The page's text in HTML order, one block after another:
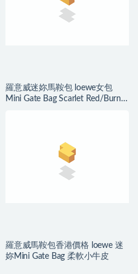
羅意威迷妳馬鞍包 loewe女包
Mini Gate Bag Scarlet Red/Burnt
羅意威馬鞍包香港價格 loewe 迷
妳Mini Gate Bag 柔軟小牛皮